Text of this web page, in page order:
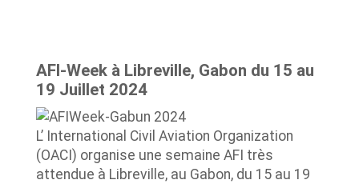
AFI-Week à Libreville, Gabon du 15 au
19 Juillet 2024
L’ International Civil Aviation Organization
(OACI) organise une semaine AFI très
attendue à Libreville, au Gabon, du 15 au 19